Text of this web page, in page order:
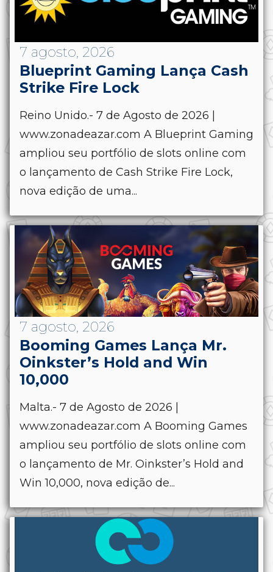
7 agosto, 2026
Blueprint Gaming Lança Cash
Strike Fire Lock
Reino Unido.- 7 de Agosto de 2026 |
www.zonadeazar.com A Blueprint Gaming
ampliou seu portfólio de slots online com
o lançamento de Cash Strike Fire Lock,
nova edição de uma...
7 agosto, 2026
Booming Games Lança Mr.
Oinkster’s Hold and Win
10,000
Malta.- 7 de Agosto de 2026 |
www.zonadeazar.com A Booming Games
ampliou seu portfólio de slots online com
o lançamento de Mr. Oinkster’s Hold and
Win 10,000, nova edição de...